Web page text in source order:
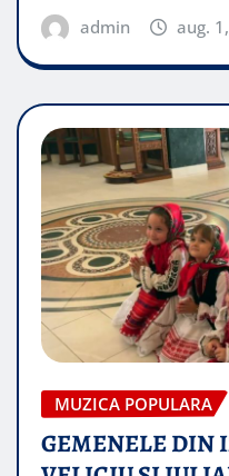
admin aug.
MUZICA POPULARA
GEMENELE DIN